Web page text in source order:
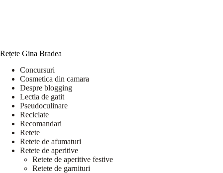
Rețete Gina Bradea
Concursuri
Cosmetica din camara
Despre blogging
Lectia de gatit
Pseudoculinare
Reciclate
Recomandari
Retete
Retete de afumaturi
Retete de aperitive
Retete de aperitive festive
Retete de garnituri